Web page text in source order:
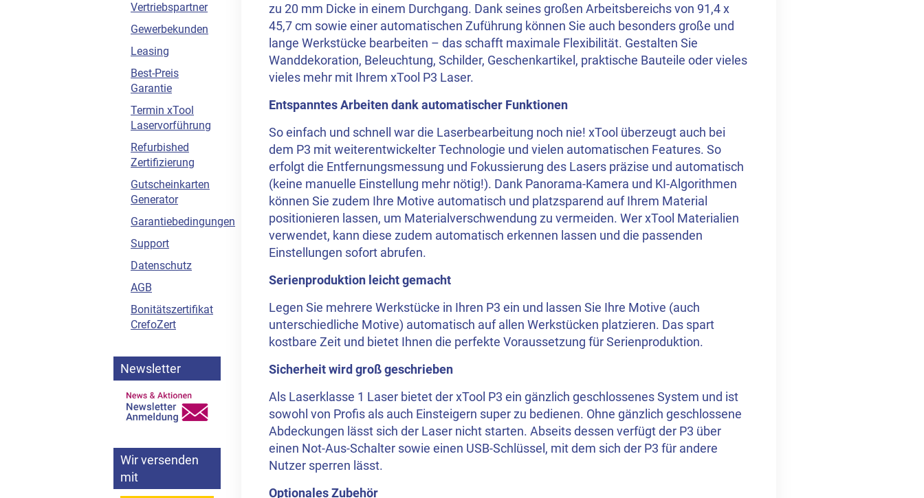
zu 20 mm Dicke in einem Durchgang. Dank seines großen Arbeitsbereichs von 91,4 x
45,7 cm sowie einer automatischen Zuführung können Sie auch besonders große und
lange Werkstücke bearbeiten – das schafft maximale Flexibilität. Gestalten Sie
Wanddekoration, Beleuchtung, Schilder, Geschenkartikel, praktische Bauteile oder vieles
vieles mehr mit Ihrem xTool P3 Laser.
Entspanntes Arbeiten dank automatischer Funktionen
So einfach und schnell war die Laserbearbeitung noch nie! xTool überzeugt auch bei
dem P3 mit weiterentwickelter Technologie und vielen automatischen Features. So
erfolgt die Entfernungsmessung und Fokussierung des Lasers präzise und automatisch
(keine manuelle Einstellung mehr nötig!). Dank Panorama-Kamera und KI-Algorithmen
können Sie zudem Ihre Motive automatisch und platzsparend auf Ihrem Material
positionieren lassen, um Materialverschwendung zu vermeiden. Wer xTool Materialien
verwendet, kann diese zudem automatisch erkennen lassen und die passenden
Einstellungen sofort abrufen.
Serienproduktion leicht gemacht
Legen Sie mehrere Werkstücke in Ihren P3 ein und lassen Sie Ihre Motive (auch
unterschiedliche Motive) automatisch auf allen Werkstücken platzieren. Das spart
kostbare Zeit und bietet Ihnen die perfekte Voraussetzung für Serienproduktion.
Sicherheit wird groß geschrieben
Als Laserklasse 1 Laser bietet der xTool P3 ein gänzlich geschlossenes System und ist
sowohl von Profis als auch Einsteigern super zu bedienen. Ohne gänzlich geschlossene
Abdeckungen lässt sich der Laser nicht starten. Abseits dessen verfügt der P3 über
einen Not-Aus-Schalter sowie einen USB-Schlüssel, mit dem sich der P3 für andere
Nutzer sperren lässt.
Optionales Zubehör
Vertriebspartner
Gewerbekunden
Leasing
Best-Preis
Garantie
Termin xTool
Laservorführung
Refurbished
Zertifizierung
Gutscheinkarten
Generator
Garantiebedingungen
Support
Datenschutz
AGB
Bonitätszertifikat
CrefoZert
Newsletter
Wir versenden
mit